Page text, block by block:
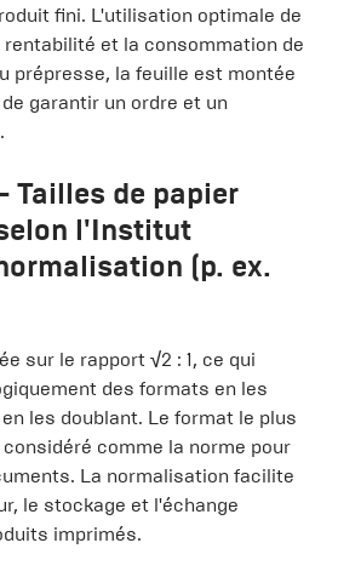
fini. L'utilisation optimale de
et la consommation de
prépresse, la feuille est montée
garantir un ordre et un
- Tailles de papier
l'Institut
(p. ex.
sur le rapport √2 : 1, ce qui
des formats en les
les doublant. Le format le plus
comme la norme pour
La normalisation facilite
le stockage et l'échange
imprimés.